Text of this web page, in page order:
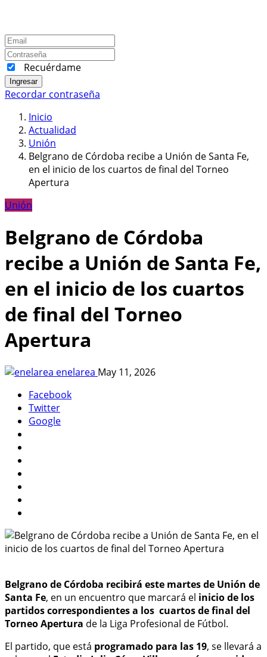
Recuérdame
Ingresar
Recordar contraseña
Inicio
Actualidad
Unión
Belgrano de Córdoba recibe a Unión de Santa Fe,
en el inicio de los cuartos de final del Torneo
Apertura
Unión
Belgrano de Córdoba
recibe a Unión de Santa Fe,
en el inicio de los cuartos
de final del Torneo
Apertura
enelarea May 11, 2026
Facebook
Twitter
Google
Belgrano de Córdoba recibirá este martes de Unión de
Santa Fe, en un encuentro que marcará el inicio de los
partidos correspondientes a los cuartos de final del
Torneo Apertura de la Liga Profesional de Fútbol.
El partido, que está programado para las 19, se llevará a